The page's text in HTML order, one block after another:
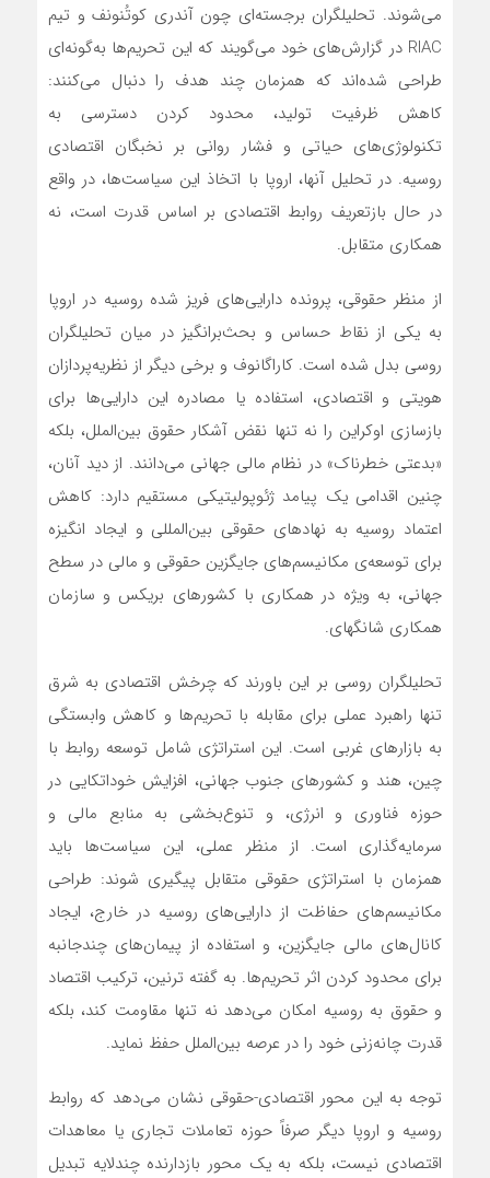
می‌شوند. تحلیلگران برجسته‌ای چون آندری کوتُنونف و تیم
RIAC در گزارش‌های خود می‌گویند که این تحریم‌ها به‌گونه‌ای
طراحی شده‌اند که همزمان چند هدف را دنبال می‌کنند:
کاهش ظرفیت تولید، محدود کردن دسترسی به
تکنولوژی‌های حیاتی و فشار روانی بر نخبگان اقتصادی
روسیه. در تحلیل آنها، اروپا با اتخاذ این سیاست‌ها، در واقع
در حال بازتعریف روابط اقتصادی بر اساس قدرت است، نه
همکاری متقابل.
از منظر حقوقی، پرونده دارایی‌های فریز شده روسیه در اروپا
به یکی از نقاط حساس و بحث‌برانگیز در میان تحلیلگران
روسی بدل شده است. کاراگانوف و برخی دیگر از نظریه‌پردازان
هویتی و اقتصادی، استفاده یا مصادره این دارایی‌ها برای
بازسازی اوکراین را نه تنها نقض آشکار حقوق بین‌الملل، بلکه
«بدعتی خطرناک» در نظام مالی جهانی می‌دانند. از دید آنان،
چنین اقدامی یک پیامد ژئوپولیتیکی مستقیم دارد: کاهش
اعتماد روسیه به نهادهای حقوقی بین‌المللی و ایجاد انگیزه
برای توسعه‌ی مکانیسم‌های جایگزین حقوقی و مالی در سطح
جهانی، به ویژه در همکاری با کشورهای بریکس و سازمان
همکاری شانگهای.
تحلیلگران روسی بر این باورند که چرخش اقتصادی به شرق
تنها راهبرد عملی برای مقابله با تحریم‌ها و کاهش وابستگی
به بازارهای غربی است. این استراتژی شامل توسعه روابط با
چین، هند و کشورهای جنوب جهانی، افزایش خوداتکایی در
حوزه فناوری و انرژی، و تنوع‌بخشی به منابع مالی و
سرمایه‌گذاری است. از منظر عملی، این سیاست‌ها باید
همزمان با استراتژی حقوقی متقابل پیگیری شوند: طراحی
مکانیسم‌های حفاظت از دارایی‌های روسیه در خارج، ایجاد
کانال‌های مالی جایگزین، و استفاده از پیمان‌های چندجانبه
برای محدود کردن اثر تحریم‌ها. به گفته ترنین، ترکیب اقتصاد
و حقوق به روسیه امکان می‌دهد نه تنها مقاومت کند، بلکه
قدرت چانه‌زنی خود را در عرصه بین‌الملل حفظ نماید.
توجه به این محور اقتصادی-حقوقی نشان می‌دهد که روابط
روسیه و اروپا دیگر صرفاً حوزه تعاملات تجاری یا معاهدات
اقتصادی نیست، بلکه به یک محور بازدارنده چندلایه تبدیل